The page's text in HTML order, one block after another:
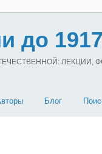
до
ЛЕКЦИИ,
Блог